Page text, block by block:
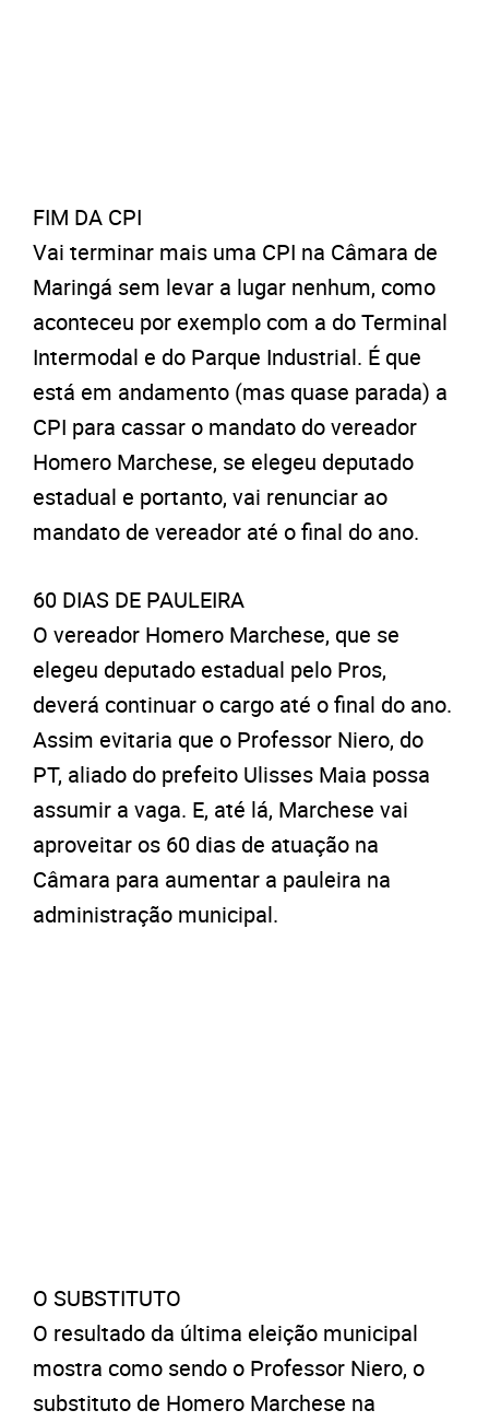
FIM DA CPI
Vai terminar mais uma CPI na Câmara de
Maringá sem levar a lugar nenhum, como
aconteceu por exemplo com a do Terminal
Intermodal e do Parque Industrial. É que
está em andamento (mas quase parada) a
CPI para cassar o mandato do vereador
Homero Marchese, se elegeu deputado
estadual e portanto, vai renunciar ao
mandato de vereador até o final do ano.
60 DIAS DE PAULEIRA
O vereador Homero Marchese, que se
elegeu deputado estadual pelo Pros,
deverá continuar o cargo até o final do ano.
Assim evitaria que o Professor Niero, do
PT, aliado do prefeito Ulisses Maia possa
assumir a vaga. E, até lá, Marchese vai
aproveitar os 60 dias de atuação na
Câmara para aumentar a pauleira na
administração municipal.
O SUBSTITUTO
O resultado da última eleição municipal
mostra como sendo o Professor Niero, o
substituto de Homero Marchese na